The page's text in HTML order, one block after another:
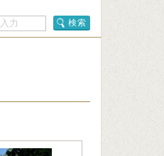
検索